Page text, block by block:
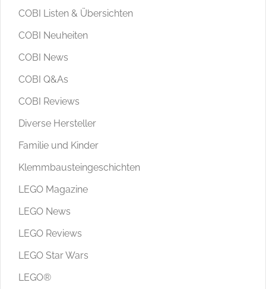
COBI Listen & Übersichten
COBI Neuheiten
COBI News
COBI Q&As
COBI Reviews
Diverse Hersteller
Familie und Kinder
Klemmbausteingeschichten
LEGO Magazine
LEGO News
LEGO Reviews
LEGO Star Wars
LEGO®